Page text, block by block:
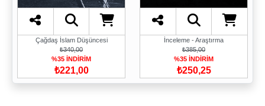
Çağdaş İslam Düşüncesi
₺340,00
%35 İNDİRİM
₺221,00
İnceleme - Araştırma
₺385,00
%35 İNDİRİM
₺250,25